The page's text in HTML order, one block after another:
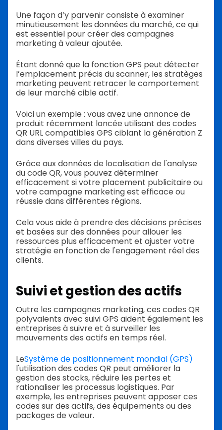
Une façon d’y parvenir consiste à examiner
minutieusement les données du marché, ce qui
est essentiel pour créer des campagnes
marketing à valeur ajoutée.
Étant donné que la fonction GPS peut détecter
l’emplacement précis du scanner, les stratèges
marketing peuvent retracer le comportement
de leur marché cible actif.
Voici un exemple : vous avez une annonce de
produit récemment lancée utilisant des codes
QR URL compatibles GPS ciblant la génération Z
dans diverses villes du pays.
Grâce aux données de localisation de l'analyse
du code QR, vous pouvez déterminer
efficacement si votre placement publicitaire ou
votre campagne marketing est efficace ou
réussie dans différentes régions.
Cela vous aide à prendre des décisions précises
et basées sur des données pour allouer les
ressources plus efficacement et ajuster votre
stratégie en fonction de l'engagement réel des
clients.
Suivi et gestion des actifs
Outre les campagnes marketing, ces codes QR
polyvalents avec suivi GPS aident également les
entreprises à suivre et à surveiller les
mouvements des actifs en temps réel.
LeSystème de positionnement mondial (GPS)
l'utilisation des codes QR peut améliorer la
gestion des stocks, réduire les pertes et
rationaliser les processus logistiques. Par
exemple, les entreprises peuvent apposer ces
codes sur des actifs, des équipements ou des
packages de valeur.